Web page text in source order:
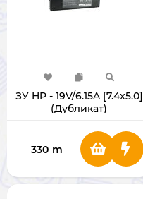
ЗУ HP - 19V/6.15A [7.4x5.0]
(Дубликат)
330 m